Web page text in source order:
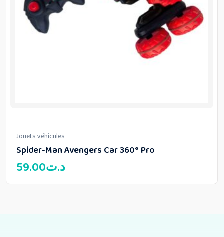
Jouets véhicules
Spider-Man Avengers Car 360° Pro
د.ت59.00